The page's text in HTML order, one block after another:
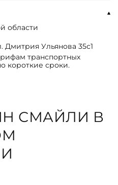
области
Дмитрия Ульянова 35с1
транспортных
короткие сроки.
СМАЙЛИ В